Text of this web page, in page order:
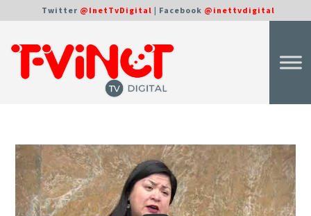
Twitter @InetTvDigital | Facebook @inettvdigital